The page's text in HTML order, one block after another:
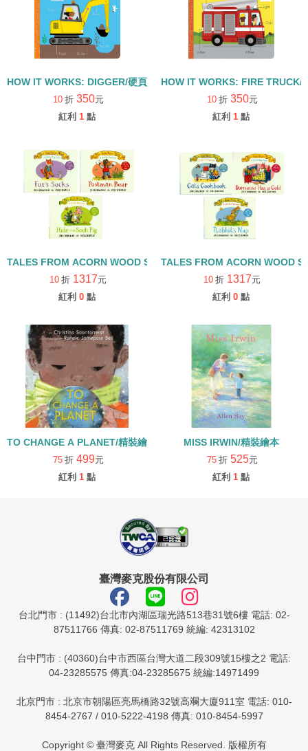
HOW IT WORKS: DIGGER/硬頁書
10 折 350元
紅利 1 點
HOW IT WORKS: FIRE TRUCK/
10 折 350元
紅利 1 點
TALES FROM ACORN WOOD STORY COLLECTION 觀察探索組/
10 折 1317元
紅利 0 點
TALES FROM ACORN WOOD
10 折 1317元
紅利 0 點
TO CHANGE A PLANET/精裝繪本
75 折 499元
紅利 1 點
MISS IRWIN/精裝繪本
75 折 525元
紅利 1 點
臺灣麥克股份有限公司
台北門市 : (11492)台北市內湖區瑞光路513巷31號6樓 電話: 02-
87511766 傳真: 02-87511769 統編: 42313102
台中門市 : (40360)台中市西區台灣大道二段309號15樓之2 電話:
04-23285575 傳真:04-23285675 統編:14971499
北京門市 : 北京市朝陽區亮馬橋路32號高斕大廈911室 電話: 010-
8454-2767 / 010-5222-4198 傳真: 010-8454-5997
Copyright © 臺灣麥克 All Rights Reserved. 版權所有